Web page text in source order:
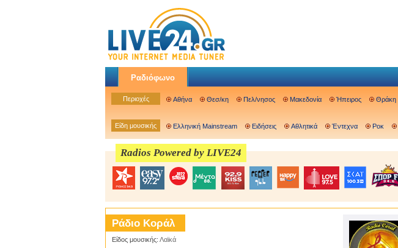
Ραδιόφωνο
Περιοχές Αθήνα Θεσ/κη Πελ/νησος Μακεδονία Ήπειρος Θράκη
Είδη μουσικής Ελληνική Mainstream Ειδήσεις Αθλητικά Έντεχνα Ροκ
Radios Powered by LIVE24
Ράδιο Κοράλ
Είδος μουσικής: Λαϊκά